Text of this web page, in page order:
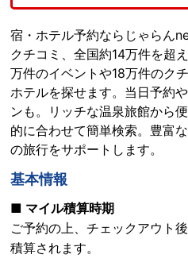
宿・ホテル予約ならじゃらん
クチコミ、全国約14万件を超
万件のイベントや18万件のク
ホテルを探せます。当日予約
ンも。リッチな温泉旅館から
的に合わせて簡単検索。豊富
の旅行をサポートします。
基本情報
■ マイル積算時期
ご予約の上、チェックアウト
積算されます。